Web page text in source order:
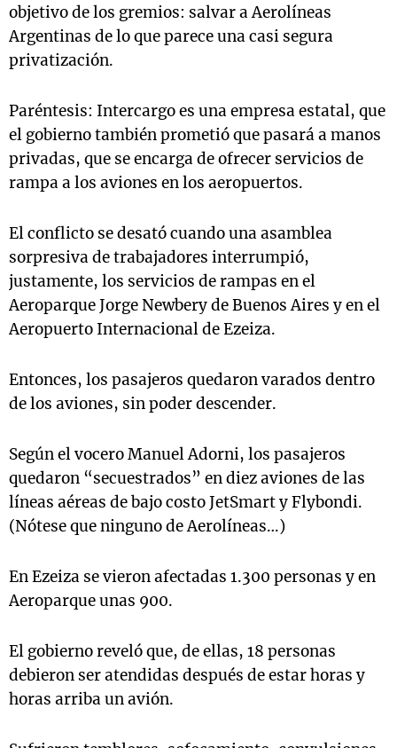
objetivo de los gremios: salvar a Aerolíneas
Argentinas de lo que parece una casi segura
privatización.
Paréntesis: Intercargo es una empresa estatal, que
el gobierno también prometió que pasará a manos
privadas, que se encarga de ofrecer servicios de
rampa a los aviones en los aeropuertos.
El conflicto se desató cuando una asamblea
sorpresiva de trabajadores interrumpió,
justamente, los servicios de rampas en el
Aeroparque Jorge Newbery de Buenos Aires y en el
Aeropuerto Internacional de Ezeiza.
Entonces, los pasajeros quedaron varados dentro
de los aviones, sin poder descender.
Según el vocero Manuel Adorni, los pasajeros
quedaron “secuestrados” en diez aviones de las
líneas aéreas de bajo costo JetSmart y Flybondi.
(Nótese que ninguno de Aerolíneas…)
En Ezeiza se vieron afectadas 1.300 personas y en
Aeroparque unas 900.
El gobierno reveló que, de ellas, 18 personas
debieron ser atendidas después de estar horas y
horas arriba un avión.